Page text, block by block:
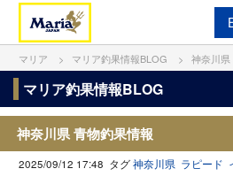
マリア マリア釣果情報BLOG 神奈川県
マリア釣果情報BLOG
神奈川県 青物釣果情報
2025/09/12 17:48 タグ神奈川県 ラピード